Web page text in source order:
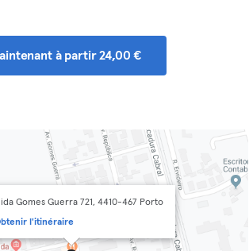
à partir 24,00 €
Gomes Guerra 721, 4410-467 Porto
l'itinéraire